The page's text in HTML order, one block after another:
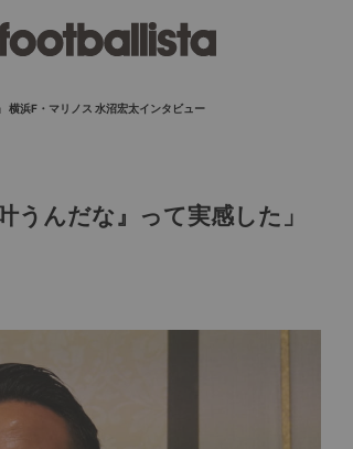
横浜F・マリノス 水沼宏太インタビュー
うんだな』って実感した」